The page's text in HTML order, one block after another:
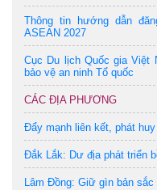
Thông tin hướng dẫn
ASEAN 2027
Cục Du lịch Quốc gia Việt
bảo vệ an ninh Tổ quốc
CÁC ĐỊA PHƯƠNG
Đẩy mạnh liên kết, phát
Đắk Lắk: Dư địa phát triển
Lâm Đồng: Giữ gìn bản